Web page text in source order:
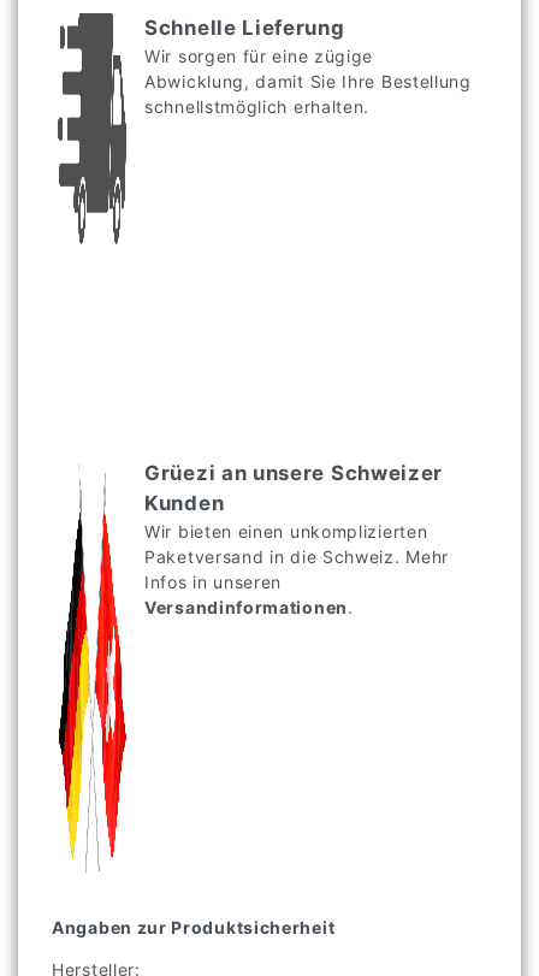
Schnelle Lieferung
Wir sorgen für eine zügige
Abwicklung, damit Sie Ihre Bestellung
schnellstmöglich erhalten.
Grüezi an unsere Schweizer
Kunden
Wir bieten einen unkomplizierten
Paketversand in die Schweiz. Mehr
Infos in unseren
Versandinformationen.
Angaben zur Produktsicherheit
Hersteller: